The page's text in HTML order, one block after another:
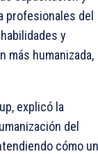
profesionales del
y
más humanizada,
explicó la
del
cómo